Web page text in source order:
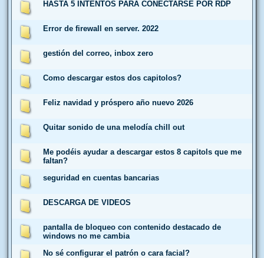
HASTA 5 INTENTOS PARA CONECTARSE POR RDP
Error de firewall en server. 2022
gestión del correo, inbox zero
Como descargar estos dos capitolos?
Feliz navidad y próspero año nuevo 2026
Quitar sonido de una melodía chill out
Me podéis ayudar a descargar estos 8 capitols que me
faltan?
seguridad en cuentas bancarias
DESCARGA DE VIDEOS
pantalla de bloqueo con contenido destacado de
windows no me cambia
No sé configurar el patrón o cara facial?